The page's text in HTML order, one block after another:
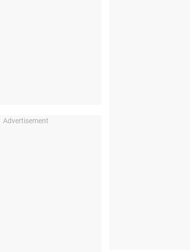
Advertisement